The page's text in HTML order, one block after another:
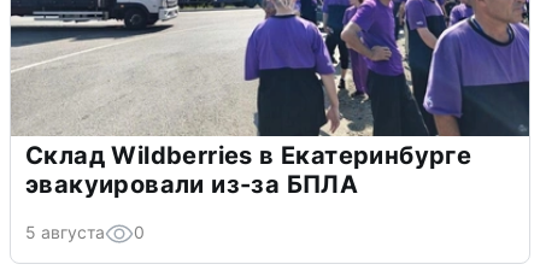
Склад Wildberries в Екатеринбурге
эвакуировали из-за БПЛА
5 августа 0